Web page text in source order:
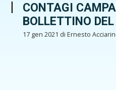
CONTAGI
BOLLETTINO
17 gen 2021 di Ernesto